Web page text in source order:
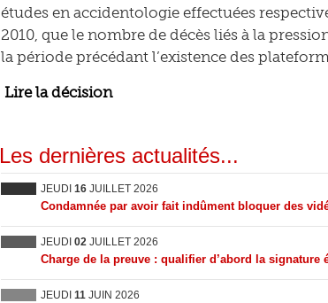
études en accidentologie effectuées
2010, que le nombre de décès liés à la
la période précédant l’existence des
Lire la décision
Les dernières actualités...
JEUDI 16 JUILLET 2026
Condamnée par avoir fait indûment bloquer des
JEUDI 02 JUILLET 2026
Charge de la preuve : qualifier d’abord la signature
JEUDI 11 JUIN 2026